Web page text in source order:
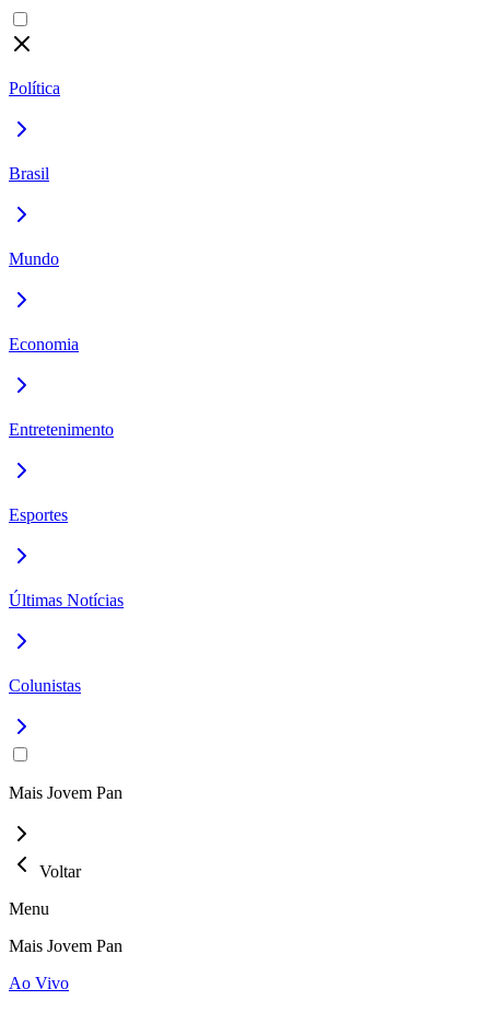
Política
Brasil
Mundo
Economia
Entretenimento
Esportes
Últimas Notícias
Colunistas
Mais Jovem Pan
Voltar
Menu
Mais Jovem Pan
Ao Vivo